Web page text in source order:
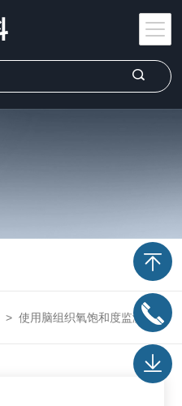
> 使用脑组织氧饱和度监测仪会遇到哪些阻碍